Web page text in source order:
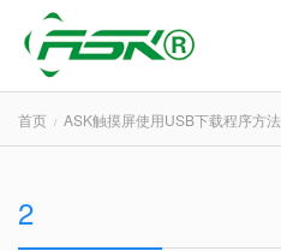
首页 ASK触摸屏使用USB下载程序方法
2